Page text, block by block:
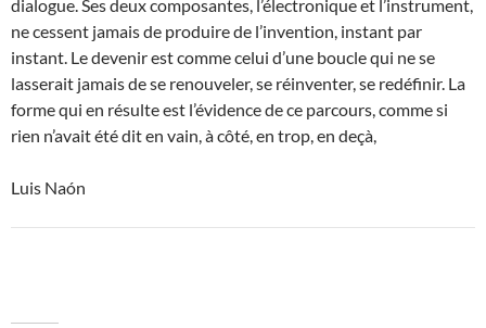
dialogue. Ses deux composantes, l’électronique et l’instrument,
ne cessent jamais de produire de l’invention, instant par
instant. Le devenir est comme celui d’une boucle qui ne se
lasserait jamais de se renouveler, se réinventer, se redéfinir. La
forme qui en résulte est l’évidence de ce parcours, comme si
rien n’avait été dit en vain, à côté, en trop, en deçà,
Luis Naón